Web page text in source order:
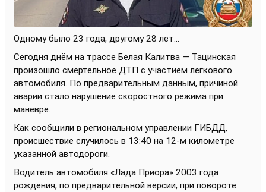
Одному было 23 года, другому 28 лет...
Сегодня днём на трассе Белая Калитва — Тацинская
произошло смертельное ДТП с участием легкового
автомобиля. По предварительным данным, причиной
аварии стало нарушение скоростного режима при
манёвре.
Как сообщили в региональном управлении ГИБДД,
происшествие случилось в 13:40 на 12-м километре
указанной автодороги.
Водитель автомобиля «Лада Приора» 2003 года
рождения, по предварительной версии, при повороте